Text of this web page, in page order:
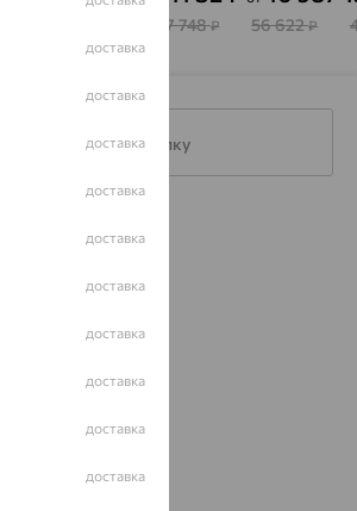
37 748₽ 56 622₽
Подписаться на рассылку
доставка
доставка
доставка
доставка
доставка
доставка
доставка
доставка
доставка
доставка